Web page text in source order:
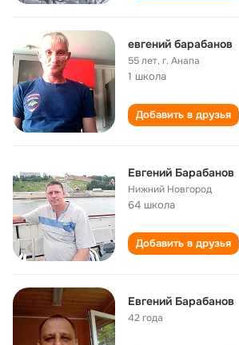
евгений барабанов
55 лет,г. Анапа
1 школа
Добавить в друзья
Евгений Барабанов
Нижний Новгород
64 школа
Добавить в друзья
Евгений Барабанов
42 года